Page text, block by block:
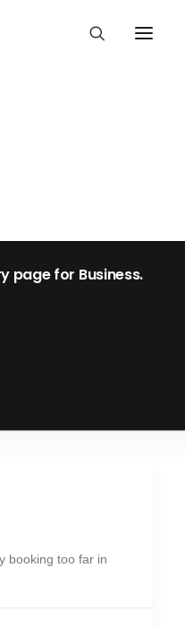
page for Business.
booking too far in